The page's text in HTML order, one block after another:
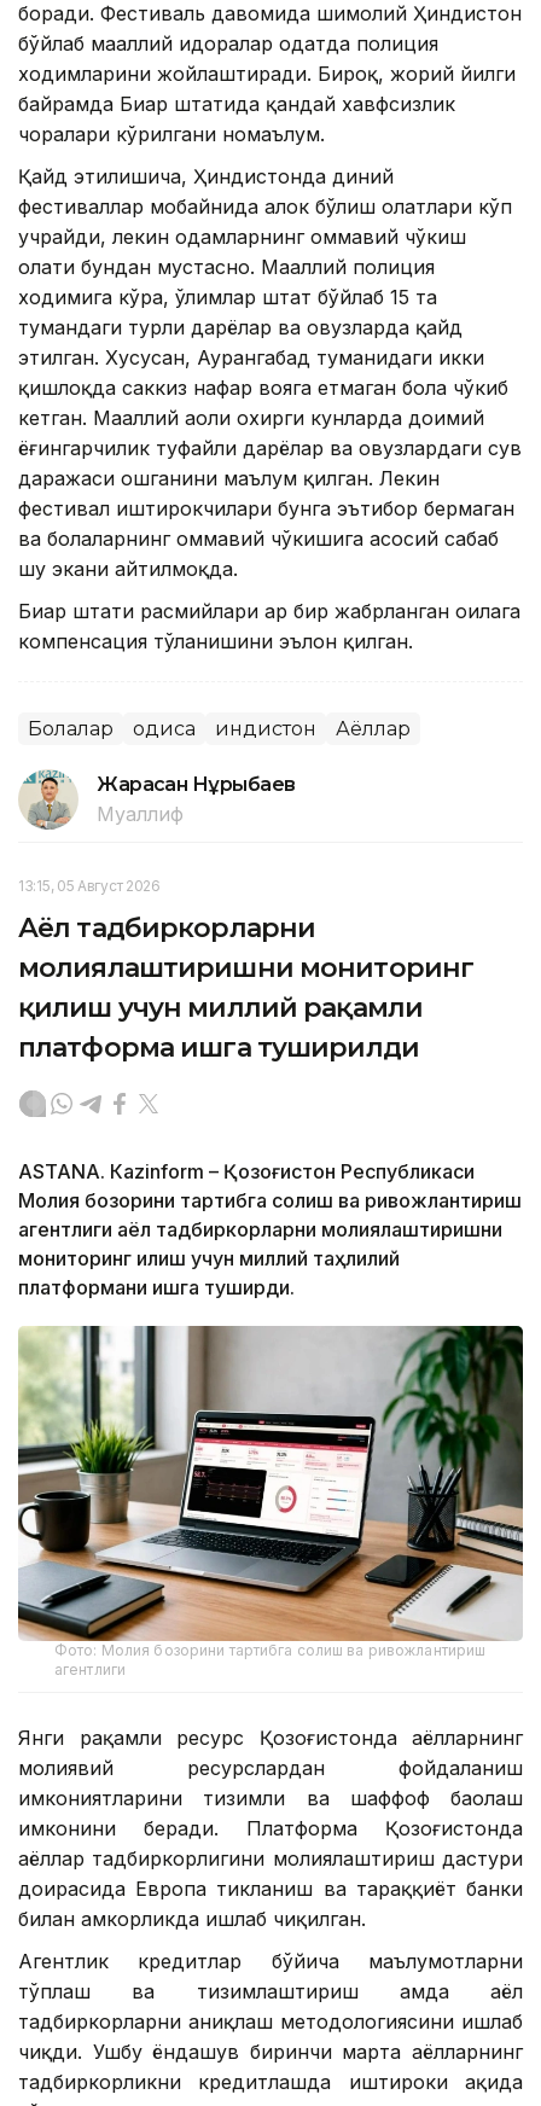
боради. Фестиваль давомида шимолий Ҳиндистон
бўйлаб маҳаллий идоралар одатда полиция
ходимларини жойлаштиради. Бироқ, жорий йилги
байрамда Биҳар штатида қандай хавфсизлик
чоралари кўрилгани номаълум.
Қайд этилишича, Ҳиндистонда диний
фестиваллар мобайнида ҳалок бўлиш ҳолатлари кўп
учрайди, лекин одамларнинг оммавий чўкиш
ҳолати бундан мустасно. Маҳаллий полиция
ходимига кўра, ўлимлар штат бўйлаб 15 та
тумандаги турли дарёлар ва ҳовузларда қайд
этилган. Хусусан, Аурангабад туманидаги икки
қишлоқда саккиз нафар вояга етмаган бола чўкиб
кетган. Маҳаллий аҳоли охирги кунларда доимий
ёғингарчилик туфайли дарёлар ва ҳовузлардаги сув
даражаси ошганини маълум қилган. Лекин
фестивал иштирокчилари бунга эътибор бермаган
ва болаларнинг оммавий чўкишига асосий сабаб
шу экани айтилмоқда.
Биҳар штати расмийлари ҳар бир жабрланган оилага
компенсация тўланишини эълон қилган.
Болалар Ҳодиса Ҳиндистон Аёллар
Жарасқан Нұрыбаев
Муаллиф
13:15, 05 Август 2026
Аёл тадбиркорларни
молиялаштиришни мониторинг
қилиш учун миллий рақамли
платформа ишга туширилди
ASTANА. Кazinform – Қозоғистон Республикаси
Молия бозорини тартибга солиш ва ривожлантириш
агентлиги аёл тадбиркорларни молиялаштиришни
мониторинг қилиш учун миллий таҳлилий
платформани ишга туширди.
Фото: Молия бозорини тартибга солиш ва ривожлантириш
агентлиги
Янги рақамли ресурс Қозоғистонда аёлларнинг
молиявий ресурслардан фойдаланиш
имкониятларини тизимли ва шаффоф баҳолаш
имконини беради. Платформа Қозоғистонда
аёллар тадбиркорлигини молиялаштириш дастури
доирасида Европа тикланиш ва тараққиёт банки
билан ҳамкорликда ишлаб чиқилган.
Агентлик кредитлар бўйича маълумотларни
тўплаш ва тизимлаштириш ҳамда аёл
тадбиркорларни аниқлаш методологиясини ишлаб
чиқди. Ушбу ёндашув биринчи марта аёлларнинг
тадбиркорликни кредитлашда иштироки ҳақида